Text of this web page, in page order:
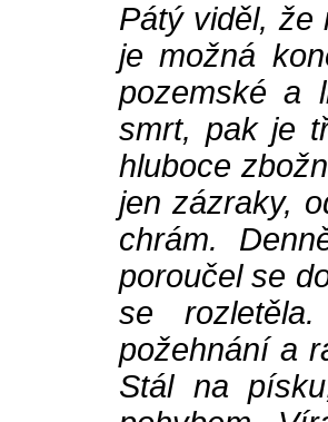
Pátý viděl, že
je možná
pozemské a
smrt, pak je
hluboce
jen zázraky,
chrám.
poroučel se
se
požehnání a
Stál na